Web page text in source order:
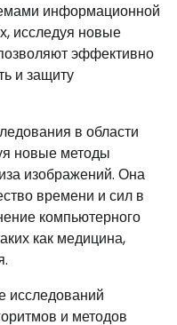
информационной
исследуя новые
эффективно
и защиту
в области
новые методы
изображений. Она
времени и сил в
компьютерного
как медицина,
исследований
и методов